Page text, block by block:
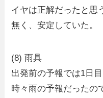
イヤは正解だったと思
無く、安定していた。
(8) 雨具
出発前の予報では1日
時々雨の予報だったの